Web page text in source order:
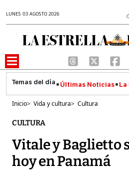
LUNES 03 AGOSTO 2026
Últimas Noticias La
Inicio> Vida y cultura> Cultura
CULTURA
Vitale y Baglietto
hoy en Panamá